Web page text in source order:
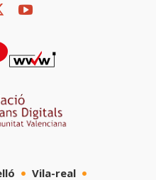
Vila-real